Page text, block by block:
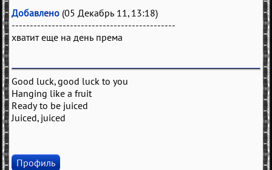
Добавлено (05 Декабрь 11, 13:18)
---------------------------------------------
хватит еще на день према
Good luck, good luck to you
Hanging like a fruit
Ready to be juiced
Juiced, juiced
Профиль